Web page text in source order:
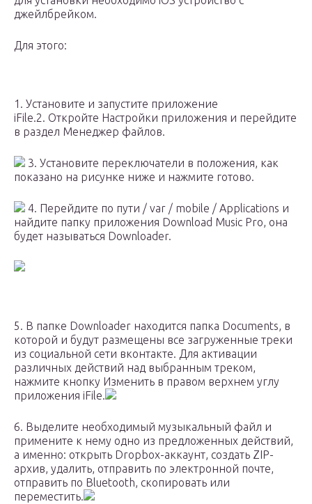
джейлбрейком.
Для этого:
1. Установите и запустите приложение
iFile.2. Откройте Настройки приложения и перейдите
в раздел Менеджер файлов.
3. Установите переключатели в положения, как
показано на рисунке ниже и нажмите готово.
4. Перейдите по пути / var / mobile / Applications и
найдите папку приложения Download Music Pro, она
будет называться Downloader.
5. В папке Downloader находится папка Documents, в
которой и будут размещены все загруженные треки
из социальной сети вконтакте. Для активации
различных действий над выбранным треком,
нажмите кнопку Изменить в правом верхнем углу
приложения iFile.
6. Выделите необходимый музыкальный файл и
примените к нему одно из предложенных действий,
а именно: открыть Dropbox-аккаунт, создать ZIP-
архив, удалить, отправить по электронной почте,
отправить по Bluetooth, скопировать или
переместить.